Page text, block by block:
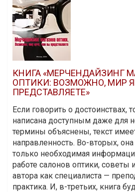
КНИГА «МЕРЧЕНДАЙЗИНГ
ОПТИКИ: ВОЗМОЖНО, МИР
ПРЕДСТАВЛЯЕТЕ»
Если говорить о достоинствах,
написана доступным даже для
термины объяснены, текст
направленность. Во-вторых,
только необходимая
работе салонов оптики, советы
автора как специалиста —
практика. И, в-третьих, книга